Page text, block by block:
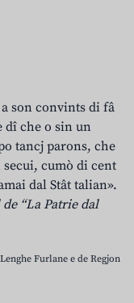
son convints di fâ
dî che o sin un
tancj parons, che
cumò di cent
dal Stât talian».
“La Patrie dal
Furlane e de Regjon